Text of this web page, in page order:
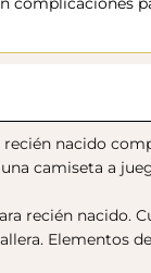
recién nacido
camiseta a
recién nacido.
Elementos